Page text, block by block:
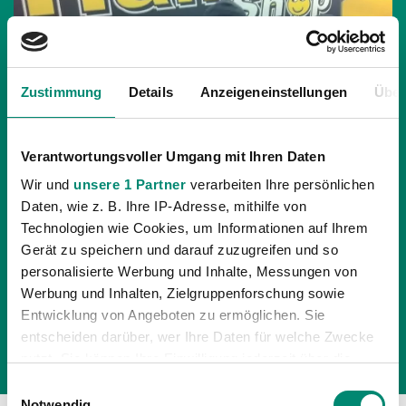
Zustimmung Details Anzeigeneinstellungen
Verantwortungsvoller Umgang mit Ihren Daten
Wir und unsere 1 Partner verarbeiten Ihre persönlichen
Daten, wie z. B. Ihre IP-Adresse, mithilfe von
Technologien wie Cookies, um Informationen auf Ihrem
Gerät zu speichern und darauf zuzugreifen und so
personalisierte Werbung und Inhalte, Messungen von
Werbung und Inhalten, Zielgruppenforschung sowie
Entwicklung von Angeboten zu ermöglichen. Sie
entscheiden darüber, wer Ihre Daten für welche Zwecke
Trigger Symbol ändern oder widerrufen
19.12.2011| UNKATEGORISIERT
MAN OF THE MATCH: NACHO
Publikumsliebling Nacho wurde von den Fans zum
"Man of the Match" gewählt! Der 27-jährige Peter
Reischl war einer von vielen, der für den Spanier
gevotet hat und freut sich nun über ein neues Ha